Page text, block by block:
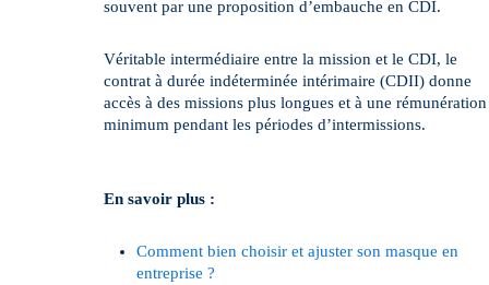
souvent par une proposition d’embauche en CDI.
Véritable intermédiaire entre la mission et le CDI, le
contrat à durée indéterminée intérimaire (CDII) donne
accès à des missions plus longues et à une rémunération
minimum pendant les périodes d’intermissions.
En savoir plus :
Comment bien choisir et ajuster son masque en
entreprise ?